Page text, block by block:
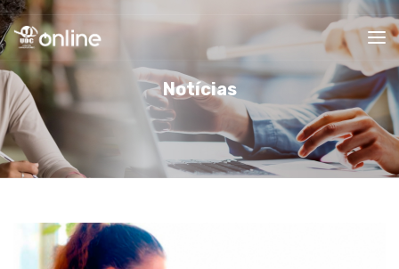
Notícias